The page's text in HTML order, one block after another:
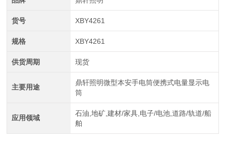
货号 XBY4261
规格 XBY4261
供货周期 现货
主要用途
鼎轩照明微型本安手电筒便携式电量显示电
筒
应用领域
石油,地矿,建材/家具,电子/电池,道路/轨道/船
舶